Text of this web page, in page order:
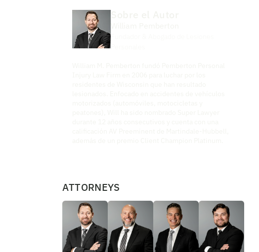
ATTORNEYS